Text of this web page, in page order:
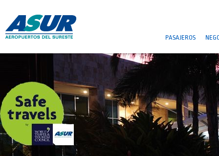
PASAJEROS